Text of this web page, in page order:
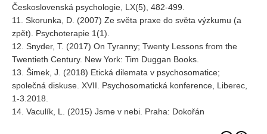
Československá psychologie, LX(5), 482-499.
11. Skorunka, D. (2007) Ze světa praxe do světa výzkumu (a
zpět). Psychoterapie 1(1).
12. Snyder, T. (2017) On Tyranny; Twenty Lessons from the
Twentieth Century. New York: Tim Duggan Books.
13. Šimek, J. (2018) Etická dilemata v psychosomatice;
společná diskuse. XVII. Psychosomatická konference, Liberec,
1-3.2018.
14. Vaculík, L. (2015) Jsme v nebi. Praha: Dokořán